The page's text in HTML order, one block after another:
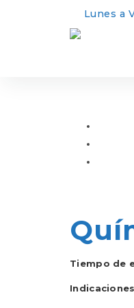
Lunes a
Tiempo de